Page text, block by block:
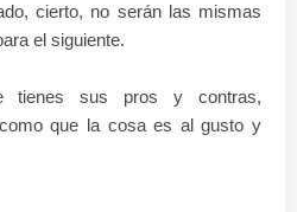
cierto, no serán las mismas
el siguiente.
tienes sus pros y contras,
que la cosa es al gusto y